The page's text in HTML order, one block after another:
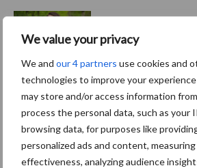
We value your privacy
We and our 4 partners use cookies and
technologies to improve your
may store and/or access information
process the personal data, such as your
browsing data, for purposes like
personalized ads and content,
effectiveness, analyzing audience
Van onze partner
Company
de risico’s
Hervorming
mitsen en